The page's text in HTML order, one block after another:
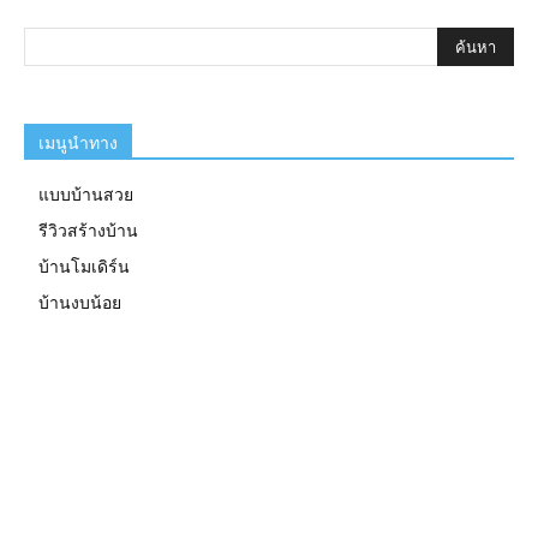
เมนูนำทาง
แบบบ้านสวย
รีวิวสร้างบ้าน
บ้านโมเดิร์น
บ้านงบน้อย